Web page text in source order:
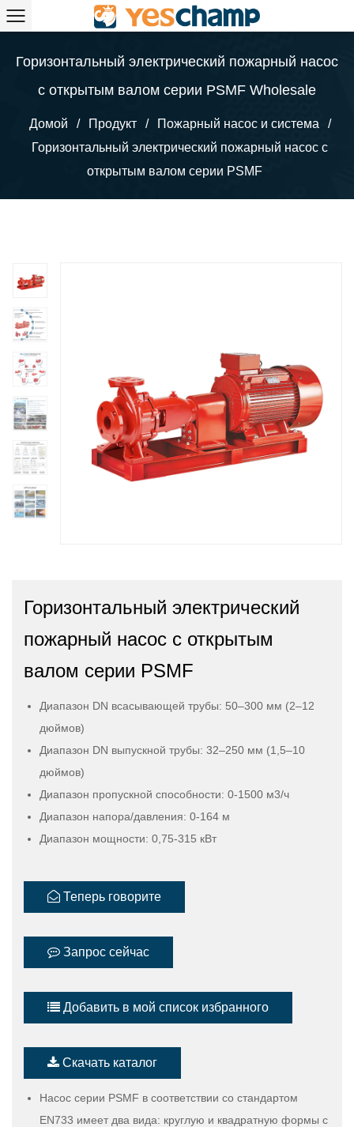
Горизонтальный электрический пожарный насос
с открытым валом серии PSMF Wholesale
Домой / Продукт / Пожарный насос и система
/
Горизонтальный электрический пожарный насос с
открытым валом серии PSMF
Горизонтальный электрический
пожарный насос с открытым
валом серии PSMF
Диапазон DN всасывающей трубы: 50–300 мм (2–12
дюймов)
Диапазон DN выпускной трубы: 32–250 мм (1,5–10
дюймов)
Диапазон пропускной способности: 0-1500 м3/ч
Диапазон напора/давления: 0-164 м
Диапазон мощности: 0,75-315 кВт
Теперь говорите
Запрос сейчас
Добавить в мой список избранного
Скачать каталог
Насос серии PSMF в соответствии со стандартом
EN733 имеет два вида: круглую и квадратную формы с